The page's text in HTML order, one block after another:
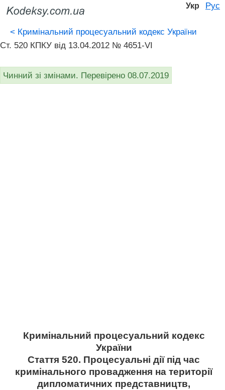
Укр Рус
< Кримінальний процесуальний кодекс України
Ст. 520 КПКУ від 13.04.2012 № 4651-VI
Чинний зі змінами. Перевірено 08.07.2019
Кримінальний процесуальний кодекс
України
Стаття 520. Процесуальні дії під час
кримінального провадження на території
дипломатичних представництв,